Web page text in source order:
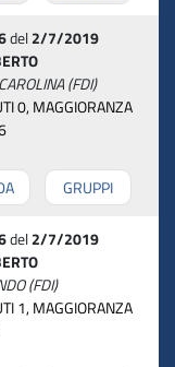
del2/7/2019
(FDI)
0, MAGGIORANZA
GRUPPI
del2/7/2019
(FDI)
1, MAGGIORANZA